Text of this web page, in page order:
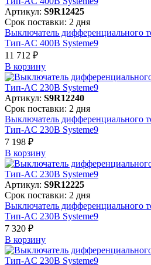
Артикул: S9R12425
Срок поставки: 2 дня
Выключатель дифференциального
Тип-AC 400В Systeme9
11 712 ₽
В корзинy
Артикул: S9R12240
Срок поставки: 2 дня
Выключатель дифференциального
Тип-AC 230В Systeme9
7 198 ₽
В корзинy
Артикул: S9R12225
Срок поставки: 2 дня
Выключатель дифференциального
Тип-AC 230В Systeme9
7 320 ₽
В корзинy